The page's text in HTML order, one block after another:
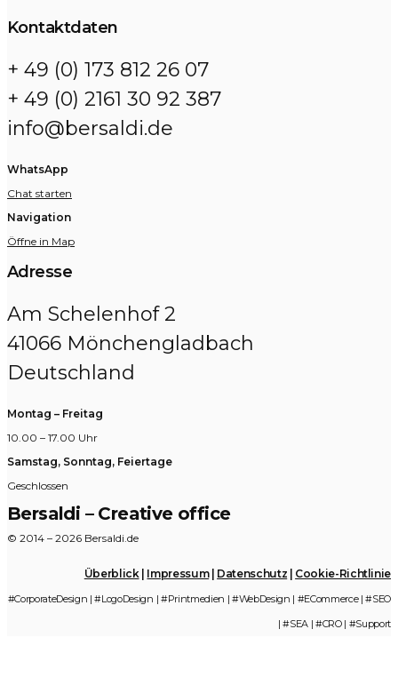
Kontaktdaten
+ 49 (0) 173 812 26 07
+ 49 (0) 2161 30 92 387
info@bersaldi.de
WhatsApp
Chat starten
Navigation
Öffne in Map
Adresse
Am Schelenhof 2
41066 Mönchengladbach
Deutschland
Montag – Freitag
10.00 – 17.00 Uhr
Samstag, Sonntag, Feiertage
Geschlossen
Bersaldi – Creative office
© 2014 – 2026 Bersaldi.de
Überblick Impressum| Datenschutz Cookie-Richtlinie
#CorporateDesign | #LogoDesign | #Printmedien | #WebDesign | #ECommerce | #SEO
| #SEA | #CRO | #Support